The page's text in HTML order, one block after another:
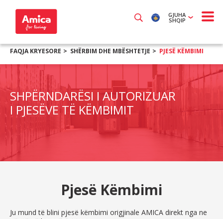
GJUHA
SHQIP
FAQJA KRYESORE SHËRBIM DHE MBËSHTETJE PJESË KËMBIMI
SHPËRNDARËSI I AUTORIZUAR
I PJESËVE TË KËMBIMIT
Pjesë Këmbimi
Ju mund të blini pjesë këmbimi origjinale AMICA direkt nga ne